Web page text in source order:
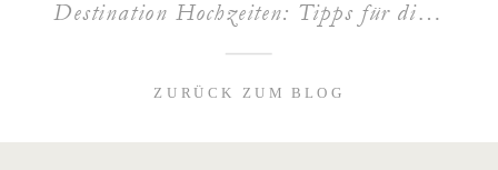
Destination Hochzeiten: Tipps für die perfekte Hochzeit im Ausland
ZURÜCK ZUM BLOG